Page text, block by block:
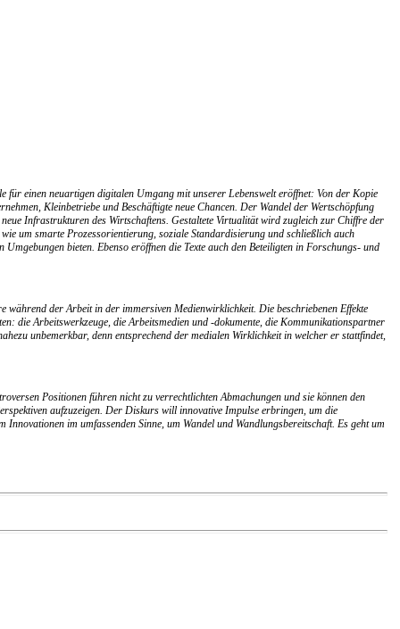
für einen neuartigen digitalen Umgang mit unserer Lebenswelt eröffnet: Von der Kopie
Kleinbetriebe und Beschäftigte neue Chancen. Der Wandel der Wertschöpfung
Infrastrukturen des Wirtschaftens. Gestaltete Virtualität wird zugleich zur Chiffre der
um smarte Prozessorientierung, soziale Standardisierung und schließlich auch
bieten. Ebenso eröffnen die Texte auch den Beteiligten in Forschungs- und
der Arbeit in der immersiven Medienwirklichkeit. Die beschriebenen Effekte
die Arbeitswerkzeuge, die Arbeitsmedien und -dokumente, die Kommunikationspartner
unbemerkbar, denn entsprechend der medialen Wirklichkeit in welcher er stattfindet,
Positionen führen nicht zu verrechtlichten Abmachungen und sie können den
aufzuzeigen. Der Diskurs will innovative Impulse erbringen, um die
im umfassenden Sinne, um Wandel und Wandlungsbereitschaft. Es geht um